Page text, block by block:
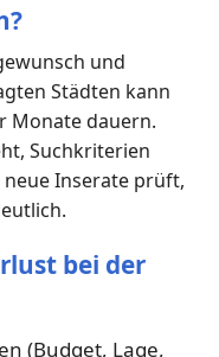
und
Städten kann
Monate dauern.
Suchkriterien
Inserate prüft,
bei der
(Budget, Lage,